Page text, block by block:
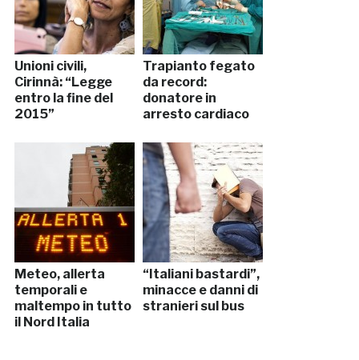
Unioni civili,
Cirinnà: “Legge
entro la fine del
2015”
Trapianto fegato
da record:
donatore in
arresto cardiaco
Meteo, allerta
temporali e
maltempo in tutto
il Nord Italia
“Italiani bastardi”,
minacce e danni di
stranieri sul bus